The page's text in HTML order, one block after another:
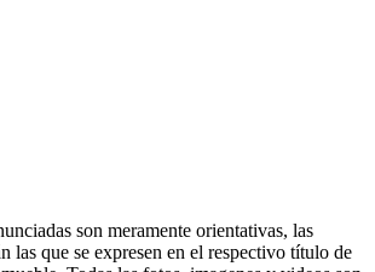
son meramente orientativas, las
las que se expresen en el respectivo título de